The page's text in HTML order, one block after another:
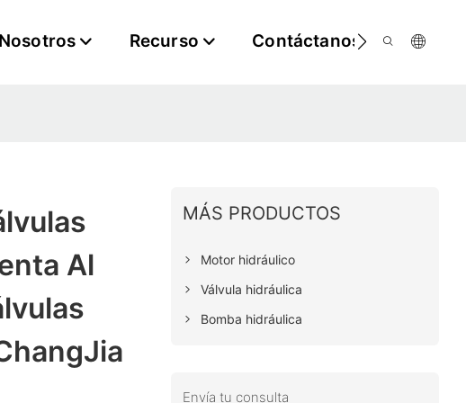
Recurso Contáctanos
Al
MÁS PRODUCTOS
Motor hidráulico
Válvula hidráulica
Bomba hidráulica
Envía tu consulta